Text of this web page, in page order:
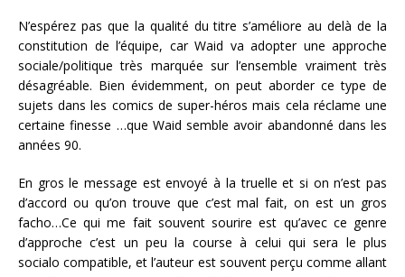
N’espérez pas que la qualité du titre s’améliore au delà de la
constitution de l’équipe, car Waid va adopter une approche
sociale/politique très marquée sur l’ensemble vraiment très
désagréable. Bien évidemment, on peut aborder ce type de
sujets dans les comics de super-héros mais cela réclame une
certaine finesse …que Waid semble avoir abandonné dans les
années 90.
En gros le message est envoyé à la truelle et si on n’est pas
d’accord ou qu’on trouve que c’est mal fait, on est un gros
facho…Ce qui me fait souvent sourire est qu’avec ce genre
d’approche c’est un peu la course à celui qui sera le plus
socialo compatible, et l’auteur est souvent perçu comme allant